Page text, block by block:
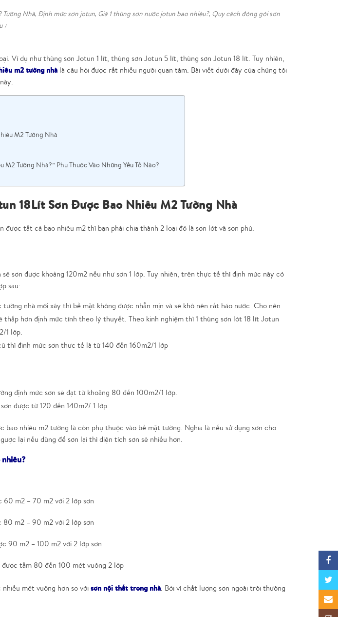
Tường Nhà, Định mức sơn jotun, Giá 1 thùng sơn nước jotun bao nhiêu?, Quy cách đóng gói sơn
Ví dụ như thùng sơn Jotun 1 lít, thùng sơn Jotun 5 lít, thùng sơn Jotun 18 lít. Tuy nhiên,
m2 tường nhàlà câu hỏi được rất nhiều người quan tâm. Bài viết dưới đây của chúng tôi
M2 Tường Nhà
M2 Tường Nhà?” Phụ Thuộc Vào Những Yếu Tố Nào?
18Lít Sơn Được Bao Nhiêu M2 Tường Nhà
tất cả bao nhiêu m2 thì bạn phải chia thành 2 loại đó là sơn lót và sơn phủ.
sơn được khoảng 120m2 nếu như sơn 1 lớp. Tuy nhiên, trên thực tế thì định mức này có
sau:
nhà mới xây thì bề mặt không được nhẵn mịn và sẽ khô nên rất háo nước. Cho nên
thấp hơn định mức tính theo lý thuyết. Theo kinh nghiệm thì 1 thùng sơn lót 18 lít Jotun
1 lớp.
thì định mức sơn thực tế là từ 140 đến 160m2/1 lớp
định mức sơn sẽ đạt từ khoảng 80 đến 100m2/1 lớp.
được từ 120 đến 140m2/ 1 lớp.
bao nhiêu m2 tường là còn phụ thuộc vào bề mặt tường. Nghĩa là nếu sử dụng sơn cho
lại nếu dùng để sơn lại thì diện tích sơn sẽ nhiều hơn.
60 m2 – 70 m2 với 2 lớp sơn
m2 – 90 m2 với 2 lớp sơn
90 m2 – 100 m2 với 2 lớp sơn
tầm 80 đến 100 mét vuông 2 lớp
mét vuông hơn so với sơn nội thất trong nhà. Bởi vì chất lượng sơn ngoài trời thường
Twitter
Email